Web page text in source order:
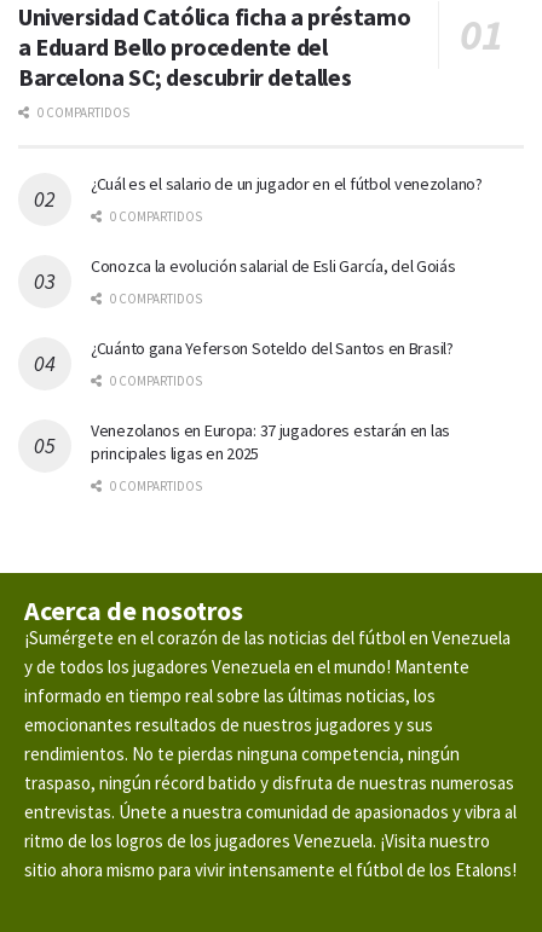
Universidad Católica ficha a préstamo
a Eduard Bello procedente del
Barcelona SC; descubrir detalles
0 COMPARTIDOS
¿Cuál es el salario de un jugador en el fútbol venezolano?
0 COMPARTIDOS
Conozca la evolución salarial de Esli García, del Goiás
0 COMPARTIDOS
¿Cuánto gana Yeferson Soteldo del Santos en Brasil?
0 COMPARTIDOS
Venezolanos en Europa: 37 jugadores estarán en las
principales ligas en 2025
0 COMPARTIDOS
Acerca de nosotros
¡Sumérgete en el corazón de las noticias del fútbol en Venezuela
y de todos los jugadores Venezuela en el mundo! Mantente
informado en tiempo real sobre las últimas noticias, los
emocionantes resultados de nuestros jugadores y sus
rendimientos. No te pierdas ninguna competencia, ningún
traspaso, ningún récord batido y disfruta de nuestras numerosas
entrevistas. Únete a nuestra comunidad de apasionados y vibra al
ritmo de los logros de los jugadores Venezuela. ¡Visita nuestro
sitio ahora mismo para vivir intensamente el fútbol de los Etalons!